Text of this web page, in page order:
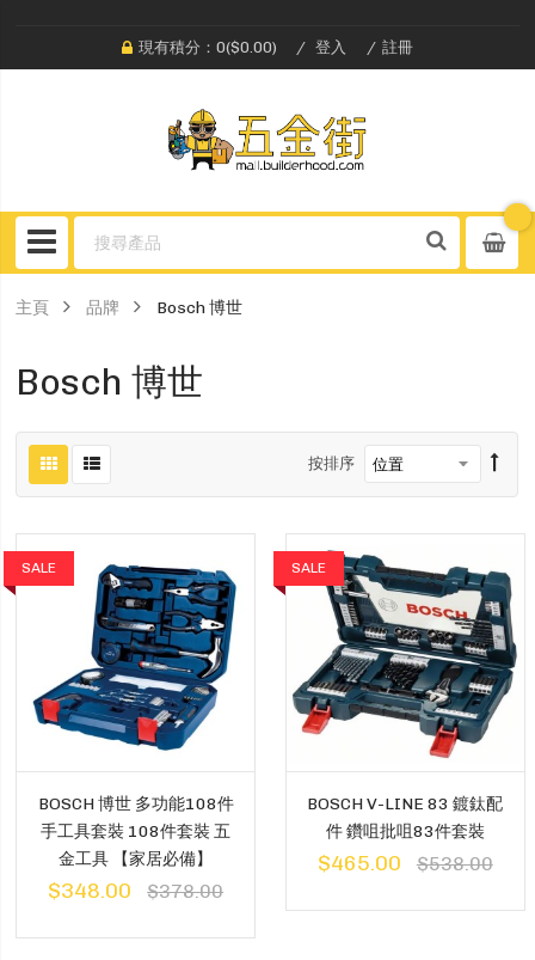
現有積分：0($0.00) 登入 註冊
主頁 品牌 Bosch 博世
Bosch 博世
按排序
SALE
BOSCH 博世 多功能108件
手工具套裝 108件套裝 五
金工具 【家居必備】
$348.00 $378.00
SALE
BOSCH V-LINE 83 鍍鈦配
件 鑽咀批咀83件套裝
$465.00 $538.00